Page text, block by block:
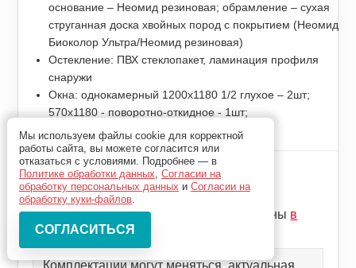
основание – Неомид резиновая; обрамление – сухая
струганная доска хвойных пород с покрытием (Неомид
Биоколор Ультра/Неомид резиновая)
Остекление: ПВХ стеклопакет, ламинация профиля
снаружи
Окна: однокамерный 1200x1180 1/2 глухое – 2шт;
570x1180 - поворотно-откидное - 1шт;
Дополнительно: внутренние перегородки
Цена комплекта
1 023 000р
Цены может измениться, актуальные цены в
калькуляторе
Комплектации могут меняться, актуальная
Мы используем файлы cookie для корректной
работы сайта, вы можете согласится или
отказаться с условиями. Подробнее — в
Политике обработки данных, Согласии на
обработку персональных данных и Согласии на
обработку куки-файлов.